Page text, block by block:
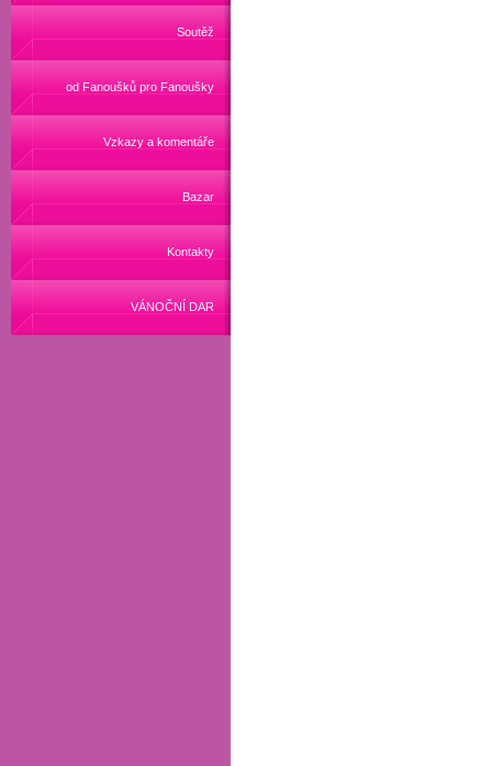
Soutěž
od Fanoušků pro Fanoušky
Vzkazy a komentáře
Bazar
Kontakty
VÁNOČNÍ DAR